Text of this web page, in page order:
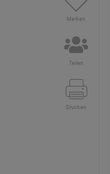
Merken
Teilen
Drucken